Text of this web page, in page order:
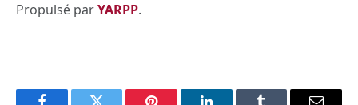
Propulsé parYARPP.